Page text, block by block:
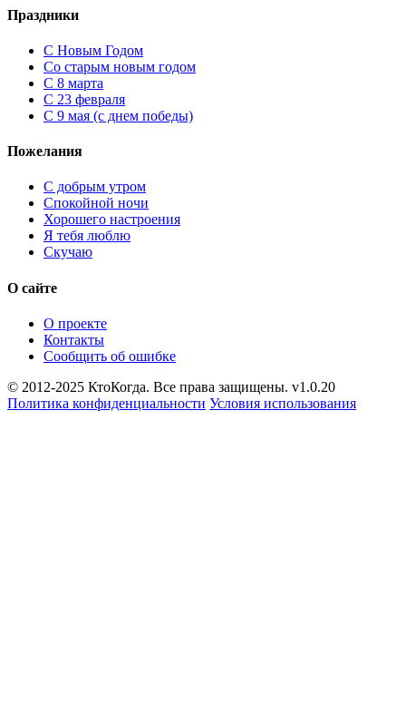
Праздники
C Новым Годом
Cо старым новым годом
С 8 марта
С 23 февраля
С 9 мая (с днем победы)
Пожелания
С добрым утром
Спокойной ночи
Хорошего настроения
Я тебя люблю
Скучаю
О сайте
О проекте
Контакты
Сообщить об ошибке
© 2012-2025 КтоКогда. Все права защищены. v1.0.20
Политика конфиденциальности Условия использования